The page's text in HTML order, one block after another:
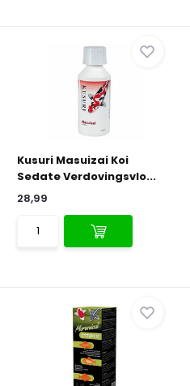
Kusuri Masuizai Koi
Sedate Verdovingsvlo...
28,99